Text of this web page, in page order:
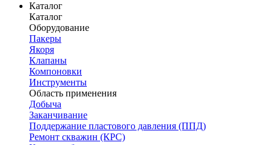
Каталог
Каталог
Оборудование
Пакеры
Якоря
Клапаны
Компоновки
Инструменты
Область применения
Добыча
Заканчивание
Поддержание пластового давления (ППД)
Ремонт скважин (КРС)